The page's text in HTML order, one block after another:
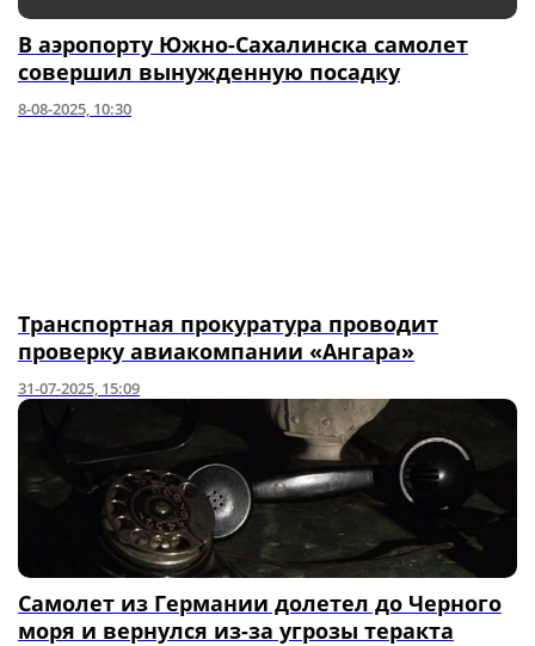
В аэропорту Южно-Сахалинска самолет
совершил вынужденную посадку
8-08-2025, 10:30
Транспортная прокуратура проводит
проверку авиакомпании «Ангара»
31-07-2025, 15:09
Самолет из Германии долетел до Черного
моря и вернулся из-за угрозы теракта